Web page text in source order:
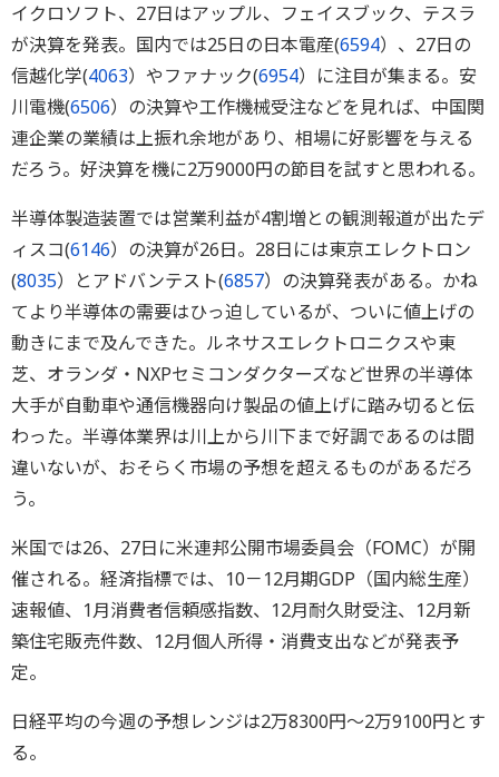
イクロソフト、27日はアップル、フェイスブック、テスラ
が決算を発表。国内では25日の日本電産(6594）、27日の
信越化学(4063）やファナック(6954）に注目が集まる。安
川電機(6506）の決算や工作機械受注などを見れば、中国関
連企業の業績は上振れ余地があり、相場に好影響を与える
だろう。好決算を機に2万9000円の節目を試すと思われる。
半導体製造装置では営業利益が4割増との観測報道が出たデ
ィスコ(6146）の決算が26日。28日には東京エレクトロン
(8035）とアドバンテスト(6857）の決算発表がある。かね
てより半導体の需要はひっ迫しているが、ついに値上げの
動きにまで及んできた。ルネサスエレクトロニクスや東
芝、オランダ・NXPセミコンダクターズなど世界の半導体
大手が自動車や通信機器向け製品の値上げに踏み切ると伝
わった。半導体業界は川上から川下まで好調であるのは間
違いないが、おそらく市場の予想を超えるものがあるだろ
う。
米国では26、27日に米連邦公開市場委員会（FOMC）が開
催される。経済指標では、10－12月期GDP（国内総生産）
速報値、1月消費者信頼感指数、12月耐久財受注、12月新
築住宅販売件数、12月個人所得・消費支出などが発表予
定。
日経平均の今週の予想レンジは2万8300円～2万9100円とす
る。